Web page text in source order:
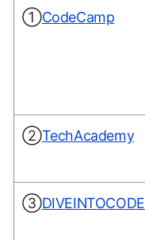
①CodeCamp
②TechAcademy
③DIVEINTOCODE